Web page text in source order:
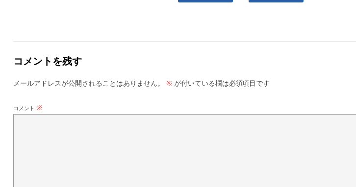
コメントを残す
メールアドレスが公開されることはありません。 ※が付いている欄は必須項目です
コメント ※